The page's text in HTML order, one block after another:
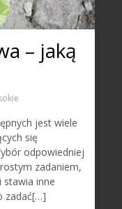
– jaką
jest wiele
się
odpowiedniej
zadaniem,
stawia inne
zadać[…]